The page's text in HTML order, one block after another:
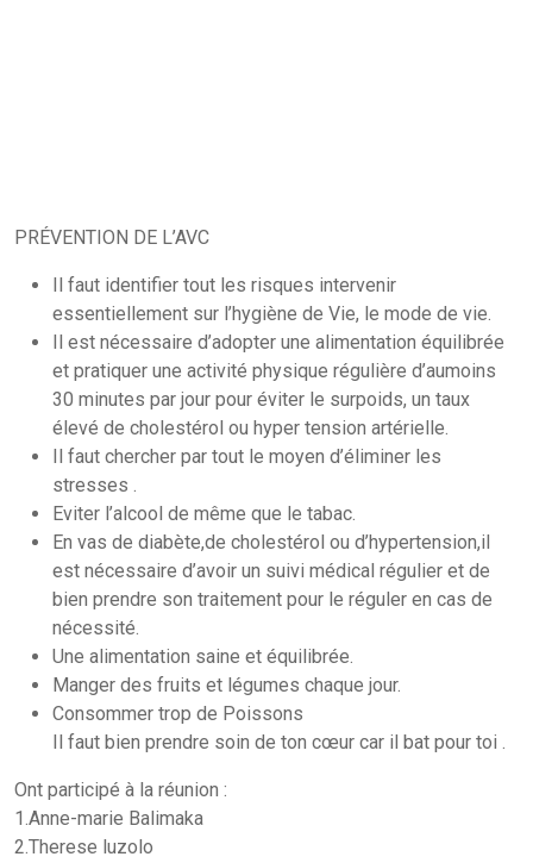
PRÉVENTION DE L’AVC
Il faut identifier tout les risques intervenir
essentiellement sur l’hygiène de Vie, le mode de vie.
Il est nécessaire d’adopter une alimentation équilibrée
et pratiquer une activité physique régulière d’aumoins
30 minutes par jour pour éviter le surpoids, un taux
élevé de cholestérol ou hyper tension artérielle.
Il faut chercher par tout le moyen d’éliminer les
stresses .
Eviter l’alcool de même que le tabac.
En vas de diabète,de cholestérol ou d’hypertension,il
est nécessaire d’avoir un suivi médical régulier et de
bien prendre son traitement pour le réguler en cas de
nécessité.
Une alimentation saine et équilibrée.
Manger des fruits et légumes chaque jour.
Consommer trop de Poissons
Il faut bien prendre soin de ton cœur car il bat pour toi .
Ont participé à la réunion :
1.Anne-marie Balimaka
2.Therese luzolo